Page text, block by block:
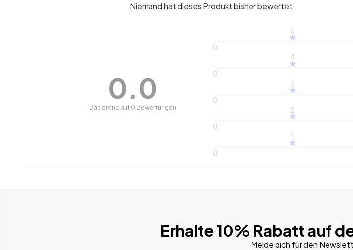
Niemand hat dieses Produkt bisher bewertet.
0.0
Basierend auf 0 Bewertungen
5
0
4
0
3
0
2
0
1
0
Erhalte 10% Rabatt auf
Melde dich für den